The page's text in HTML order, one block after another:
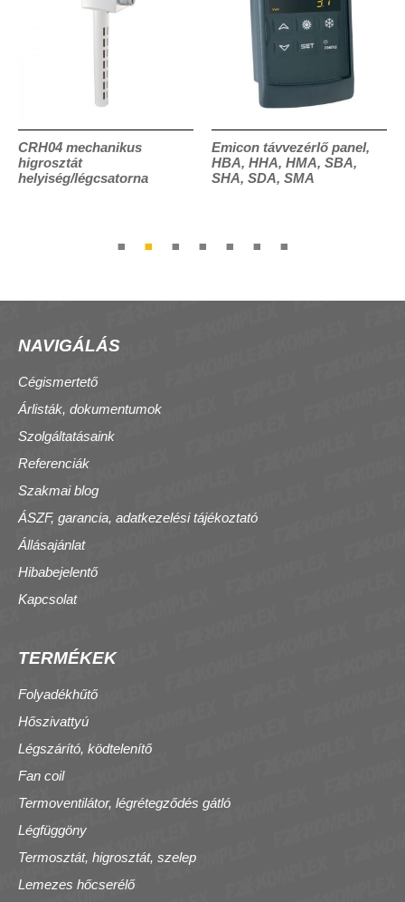
CRH04 mechanikus
higrosztát
helyiség/légcsatorna
Emicon távvezérlő panel,
HBA, HHA, HMA, SBA,
SHA, SDA, SMA
NAVIGÁLÁS
Cégismertető
Árlisták, dokumentumok
Szolgáltatásaink
Referenciák
Szakmai blog
ÁSZF, garancia, adatkezelési tájékoztató
Állásajánlat
Hibabejelentő
Kapcsolat
TERMÉKEK
Folyadékhűtő
Hőszivattyú
Légszárító, ködtelenítő
Fan coil
Termoventilátor, légrétegződés gátló
Légfüggöny
Termosztát, higrosztát, szelep
Lemezes hőcserélő